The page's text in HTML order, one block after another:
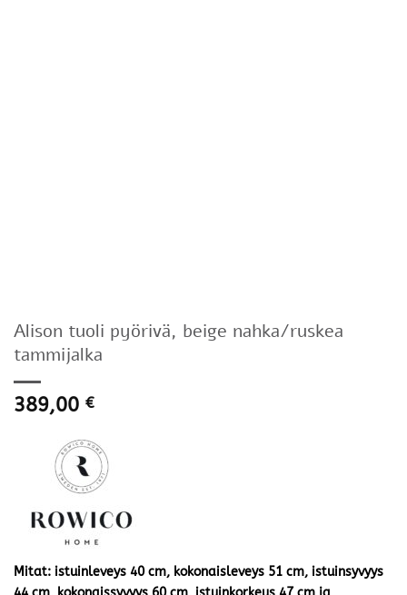
Alison tuoli pyörivä, beige nahka/ruskea
tammijalka
389,00 €
Mitat: istuinleveys 40 cm, kokonaisleveys 51 cm, istuinsyvyys